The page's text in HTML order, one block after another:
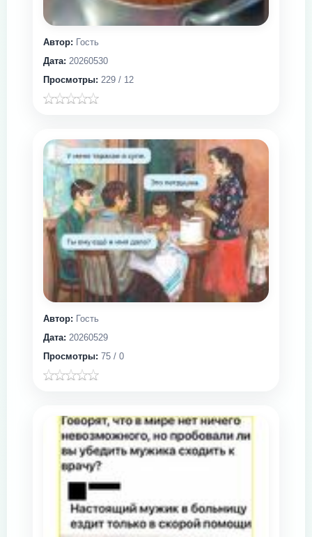
Автор: Гость
Дата: 20260530
Просмотры: 229 / 12
Автор: Гость
Дата: 20260529
Просмотры: 75 / 0